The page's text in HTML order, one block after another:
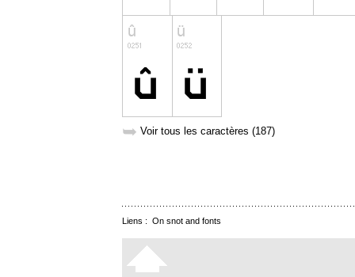
➥ Voir tous les caractères (187)
Liens : On snot and fonts